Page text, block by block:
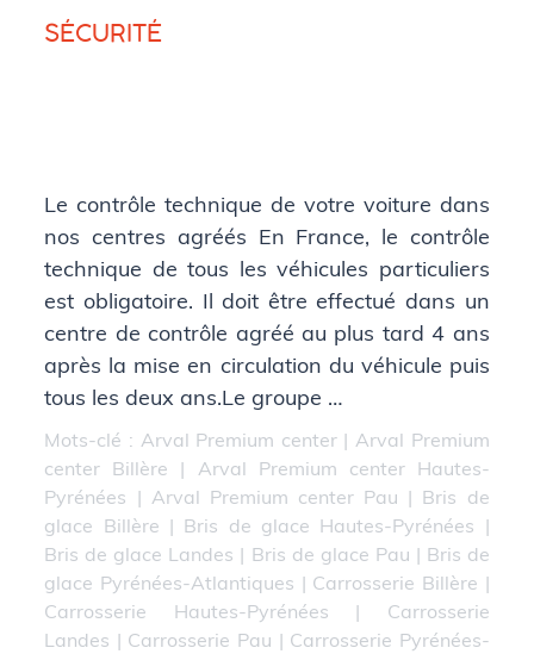
SÉCURITÉ
Le contrôle technique de votre voiture dans
nos centres agréés En France, le contrôle
technique de tous les véhicules particuliers
est obligatoire. Il doit être effectué dans un
centre de contrôle agréé au plus tard 4 ans
après la mise en circulation du véhicule puis
tous les deux ans.Le groupe …
Mots-clé : Arval Premium center|Arval Premium
center Billère | Arval Premium center Hautes-
Pyrénées | Arval Premium center Pau | Bris de
glace Billère | Bris de glace Hautes-Pyrénées |
Bris de glace Landes | Bris de glace Pau | Bris de
glace Pyrénées-Atlantiques | Carrosserie Billère |
Carrosserie Hautes-Pyrénées | Carrosserie
Landes | Carrosserie Pau | Carrosserie Pyrénées-